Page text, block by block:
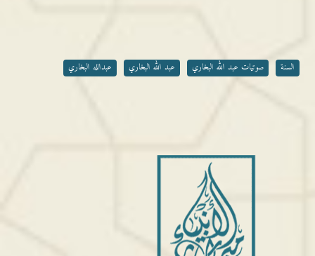
السنة صوتيات عبد الله البخاري عبد الله البخاري عبدالله البخاري